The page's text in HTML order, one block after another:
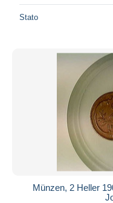
Stato
Münzen, 2 Heller